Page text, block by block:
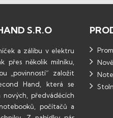
S.R.O
a zálibu v elektru
přes několik milníku,
„povinností“ založit
Hand, která se
nových, předváděcích
počítačů a